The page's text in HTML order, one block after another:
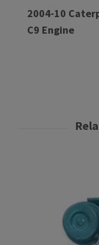
2004-10
C9 Engine